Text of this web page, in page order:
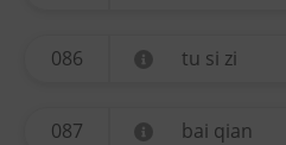
086 tu si zi
087 bai qian